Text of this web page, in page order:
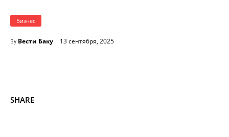
Бизнес
By Вести Баку 13 сентября, 2025
SHARE